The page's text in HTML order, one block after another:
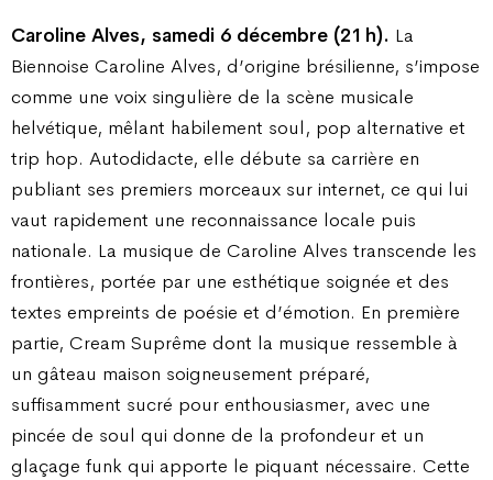
Caroline Alves, samedi 6 décembre (21 h). La
Biennoise Caroline Alves, d’origine brésilienne, s’impose
comme une voix singulière de la scène musicale
helvétique, mêlant habilement soul, pop alternative et
trip hop. Autodidacte, elle débute sa carrière en
publiant ses premiers morceaux sur internet, ce qui lui
vaut rapidement une reconnaissance locale puis
nationale. La musique de Caroline Alves transcende les
frontières, portée par une esthétique soignée et des
textes empreints de poésie et d’émotion. En première
partie, Cream Suprême dont la musique ressemble à
un gâteau maison soigneusement préparé,
suffisamment sucré pour enthousiasmer, avec une
pincée de soul qui donne de la profondeur et un
glaçage funk qui apporte le piquant nécessaire. Cette